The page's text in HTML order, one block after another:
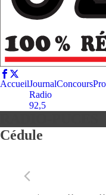
AccueilJournal
Radio
92,5
Concours
Cédule